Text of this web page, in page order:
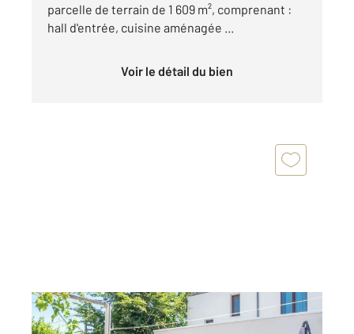
parcelle de terrain de 1 609 m², comprenant :
hall d'entrée, cuisine aménagée ...
Voir le détail du bien
LES SABLES D OLONNE 85
116,82 m2, 7 pièces